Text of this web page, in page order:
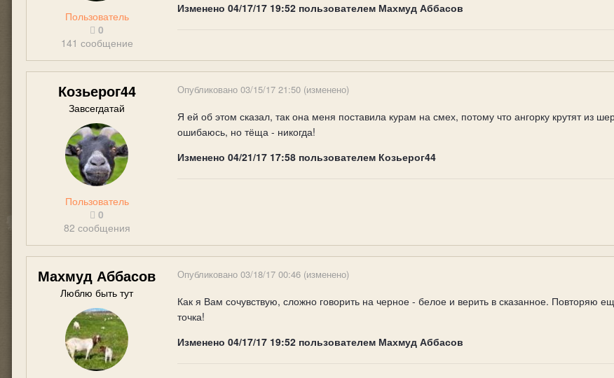
Пользователь
0
141 сообщение
Изменено 04/17/17 19:52 пользователем Махмуд Аббасов
Козьерог44
Завсегдатай
Пользователь
0
82 сообщения
Опубликовано 03/15/17 21:50 (изменено)
Я ей об этом сказал, так она меня поставила курам на смех, потому что ангорку крутят из
ошибаюсь, но тёща - никогда!
Изменено 04/21/17 17:58 пользователем Козьерог44
Махмуд Аббасов
Люблю быть тут
Опубликовано 03/18/17 00:46 (изменено)
Как я Вам сочувствую, сложно говорить на черное - белое и верить в сказанное. Повторяю
точка!
Изменено 04/17/17 19:52 пользователем Махмуд Аббасов